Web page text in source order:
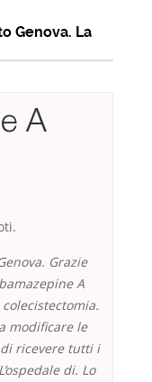
Genova. La
A
Grazie
A
modificare le
ricevere tutti i
di. Lo